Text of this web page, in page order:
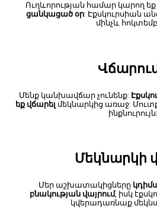
Ուղևորության համար կարող եք
ցանկացած օր: Էքսկուրսիան
մինչև
Մենք կանխավճար չունենք:
եք վճարել մեկնարկից առաջ:
ինքնուրույն:
Մեկնարկի
Մեր աշխատակիցները
բնակության վայրում, իսկ
կվերադառնաք